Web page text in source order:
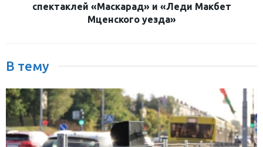
спектаклей «Маскарад» и «Леди Макбет
Мценского уезда»
В тему